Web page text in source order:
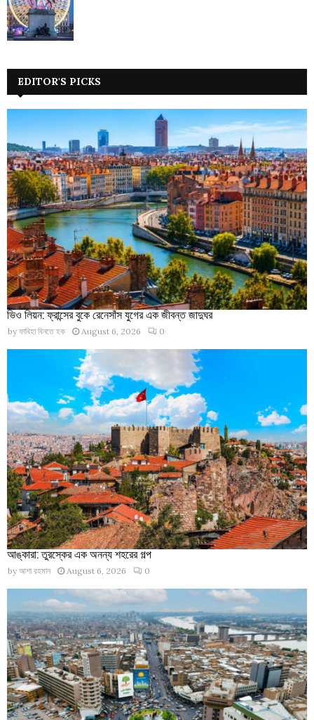
EDITOR'S PICKS
ভিও লিয়ন: ফ্রান্সের বুকে রেনেসাঁস যুগের এক জীবন্ত জাদুঘর
by ফাবিহা বিনতে হক August 6, 2026 0
আঙ্কারা: তুরস্কের এক অনন্য শহরের গল্প
by আশা রহমান August 6, 2026 0